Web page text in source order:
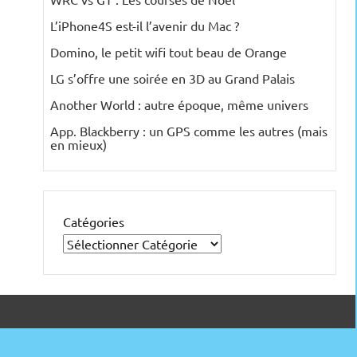
L’iPhone4S est-il l’avenir du Mac ?
Domino, le petit wifi tout beau de Orange
LG s’offre une soirée en 3D au Grand Palais
Another World : autre époque, même univers
App. Blackberry : un GPS comme les autres (mais
en mieux)
Catégories